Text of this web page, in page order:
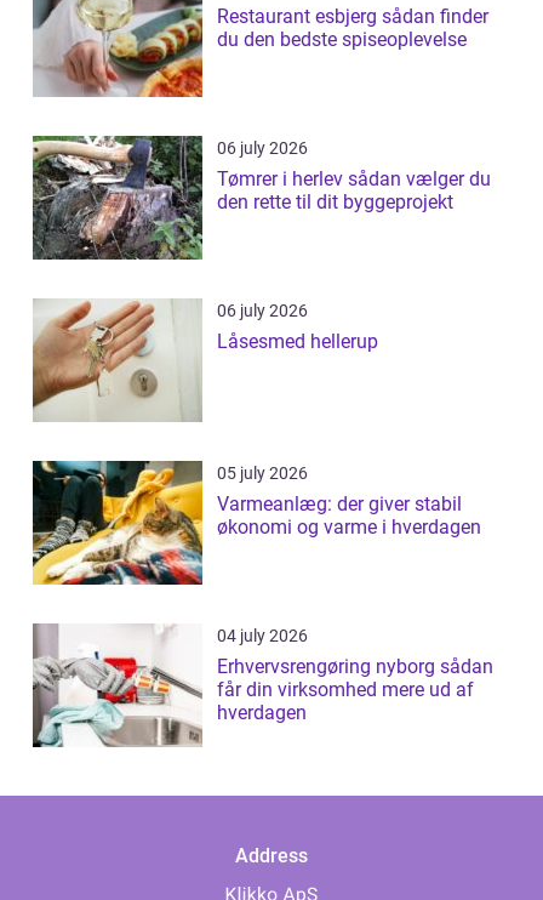
Restaurant esbjerg sådan finder
du den bedste spiseoplevelse
06 july 2026
Tømrer i herlev sådan vælger du
den rette til dit byggeprojekt
06 july 2026
Låsesmed hellerup
05 july 2026
Varmeanlæg: der giver stabil
økonomi og varme i hverdagen
04 july 2026
Erhvervsrengøring nyborg sådan
får din virksomhed mere ud af
hverdagen
Address